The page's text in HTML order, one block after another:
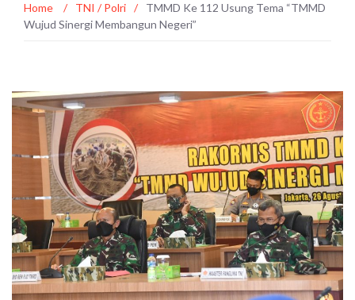
Home / TNI / Polri /
TMMD Ke 112 Usung Tema “TMMD
Wujud Sinergi Membangun Negeri”